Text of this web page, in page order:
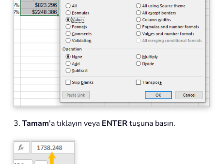
3. Tamam'a tıklayın veya ENTERtuşuna basın.